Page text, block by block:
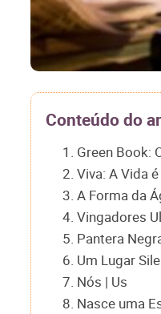
Conteúdo do
1. Green Book:
2. Viva: A Vida
3. A Forma da
4. Vingadores
5. Pantera
6. Um Lugar
7. Nós | Us
8. Nasce uma